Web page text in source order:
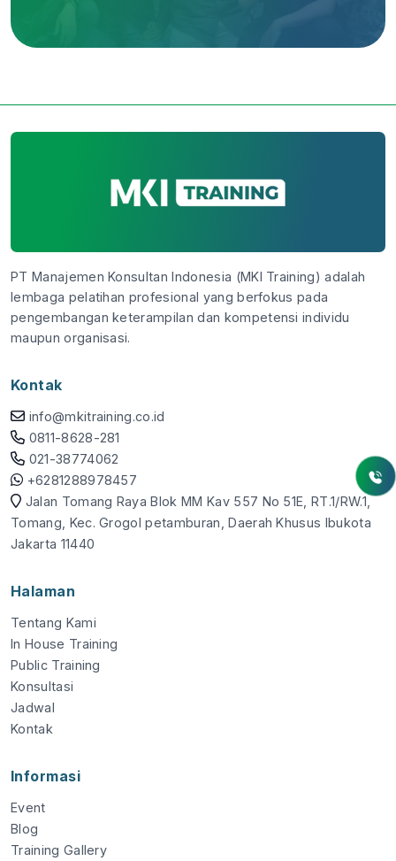
PT Manajemen Konsultan Indonesia (MKI Training) adalah
lembaga pelatihan profesional yang berfokus pada
pengembangan keterampilan dan kompetensi individu
maupun organisasi.
Kontak
info@mkitraining.co.id
0811-8628-281
021-38774062
+6281288978457
Jalan Tomang Raya Blok MM Kav 557 No 51E, RT.1/RW.1,
Tomang, Kec. Grogol petamburan, Daerah Khusus Ibukota
Jakarta 11440
Halaman
Tentang Kami
In House Training
Public Training
Konsultasi
Jadwal
Kontak
Informasi
Event
Blog
Training Gallery